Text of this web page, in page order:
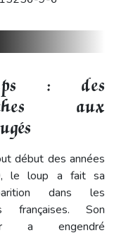
: des
aux
début des années
le loup a fait sa
dans les
françaises. Son
a engendré